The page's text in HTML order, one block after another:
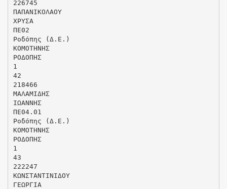
226745
ΠΑΠΑΝΙΚΟΛΑΟΥ
ΧΡΥΣΑ
ΠΕ02
Ροδόπης (Δ.Ε.)
ΚΟΜΟΤΗΝΗΣ
ΡΟΔΟΠΗΣ
1
42
218466
ΜΑΛΑΜΙΔΗΣ
ΙΩΑΝΝΗΣ
ΠΕ04.01
Ροδόπης (Δ.Ε.)
ΚΟΜΟΤΗΝΗΣ
ΡΟΔΟΠΗΣ
1
43
222247
ΚΩΝΣΤΑΝΤΙΝΙΔΟΥ
ΓΕΩΡΓΙΑ